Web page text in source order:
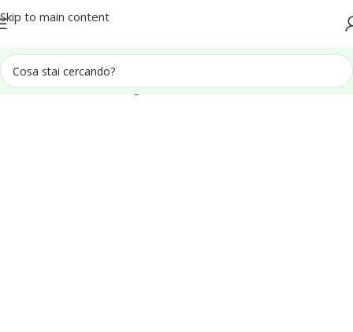
Skip to main content
Home Recinzioni e Grigliati Pannelli Frangivista in legno